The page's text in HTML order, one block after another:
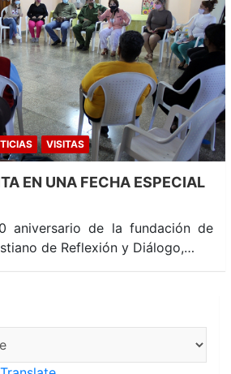
VISITAS
EN UNA FECHA ESPECIAL
aniversario de la fundación de
de Reflexión y Diálogo,…